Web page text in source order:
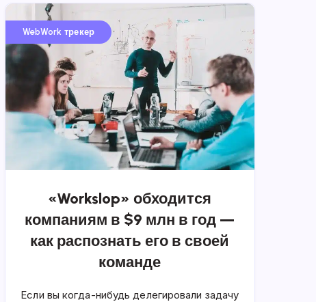
WebWork трекер
«Workslop» обходится
компаниям в $9 млн в год —
как распознать его в своей
команде
Если вы когда-нибудь делегировали задачу